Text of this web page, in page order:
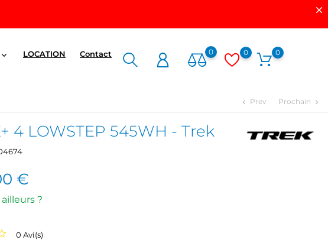
 LOCATION
Contact
0 0 0
chevron_left Prev Prochain chevron_right
4 LOWSTEP 545WH - Trek
€
?
0 Avi(s)